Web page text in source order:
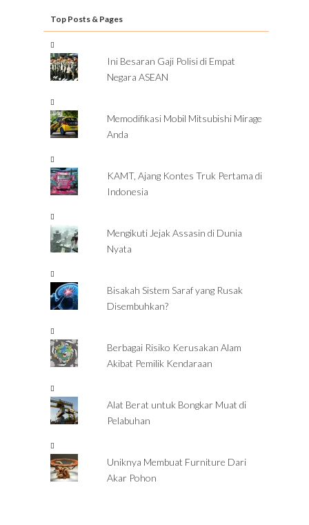
Top Posts & Pages
Ini Besaran Gaji Polisi di Empat
Negara ASEAN
Memodifikasi Mobil Mitsubishi Mirage
Anda
KAMT, Ajang Kontes Truk Pertama di
Indonesia
Mengikuti Jejak Assasin di Dunia
Nyata
Bisakah Sistem Saraf yang Rusak
Disembuhkan?
Berbagai Risiko Kerusakan Alam
Akibat Pemilik Kendaraan
Alat Berat untuk Bongkar Muat di
Pelabuhan
Uniknya Membuat Furniture Dari
Akar Pohon